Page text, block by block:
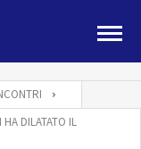
DILATATO IL